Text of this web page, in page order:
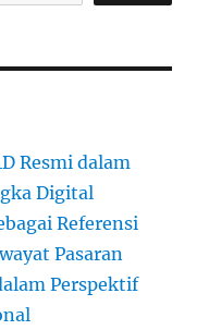
Resmi dalam
Digital
Referensi
Pasaran
Perspektif